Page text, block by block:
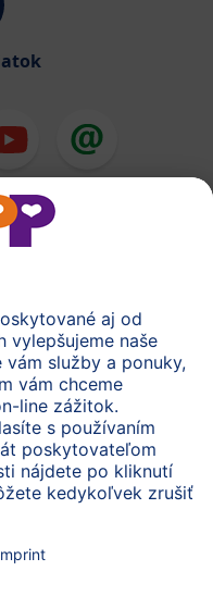
Príkrmy
údajov
webovej stránky
Kontakt